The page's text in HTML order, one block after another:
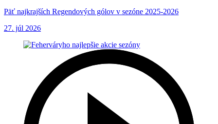
Päť najkrajších Regendových gólov v sezóne 2025-2026
27. júl 2026